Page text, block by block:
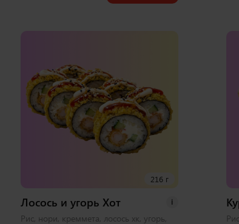
216 г
Лосось и угорь Хот i
Рис, нори, креммета, лосось хк, угорь,